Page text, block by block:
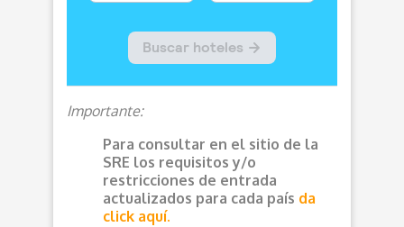
Importante:
Para consultar en el sitio de la
SRE los requisitos y/o
restricciones de entrada
actualizados para cada país da
click aquí.